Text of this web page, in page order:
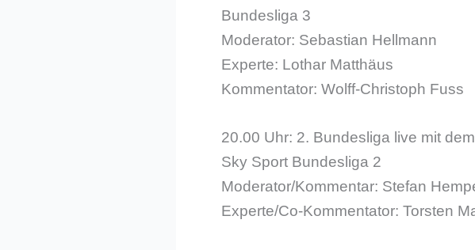
Bundesliga 3
Moderator: Sebastian Hellmann
Experte: Lothar Matthäus
Kommentator: Wolff-Christoph Fuss
20.00 Uhr: 2. Bundesliga live mit
Sky Sport Bundesliga 2
Moderator/Kommentar: Stefan
Experte/Co-Kommentator: Torsten